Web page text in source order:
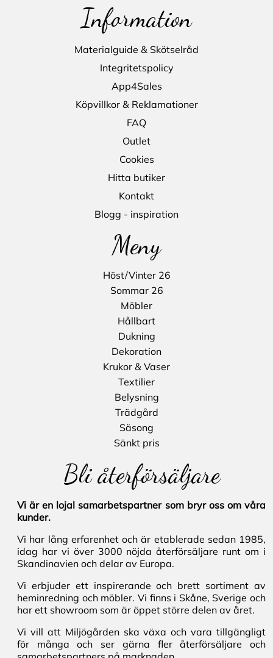
Information
Materialguide & Skötselråd
Integritetspolicy
App4Sales
Köpvillkor & Reklamationer
FAQ
Outlet
Cookies
Hitta butiker
Kontakt
Blogg - inspiration
Meny
Höst/Vinter 26
Sommar 26
Möbler
Hållbart
Dukning
Dekoration
Krukor & Vaser
Textilier
Belysning
Trädgård
Säsong
Sänkt pris
Bli återförsäljare
Vi är en lojal samarbetspartner som bryr oss om våra
kunder.
Vi har lång erfarenhet och är etablerade sedan 1985,
idag har vi över 3000 nöjda återförsäljare runt om i
Skandinavien och delar av Europa.
Vi erbjuder ett inspirerande och brett sortiment av
heminredning och möbler. Vi finns i Skåne, Sverige och
har ett showroom som är öppet större delen av året.
Vi vill att Miljögården ska växa och vara tillgängligt
för många och ser gärna fler återförsäljare och